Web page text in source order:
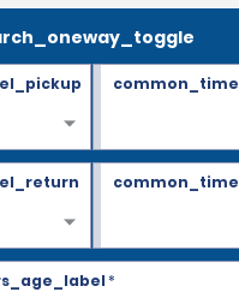
common_time
common_time
*